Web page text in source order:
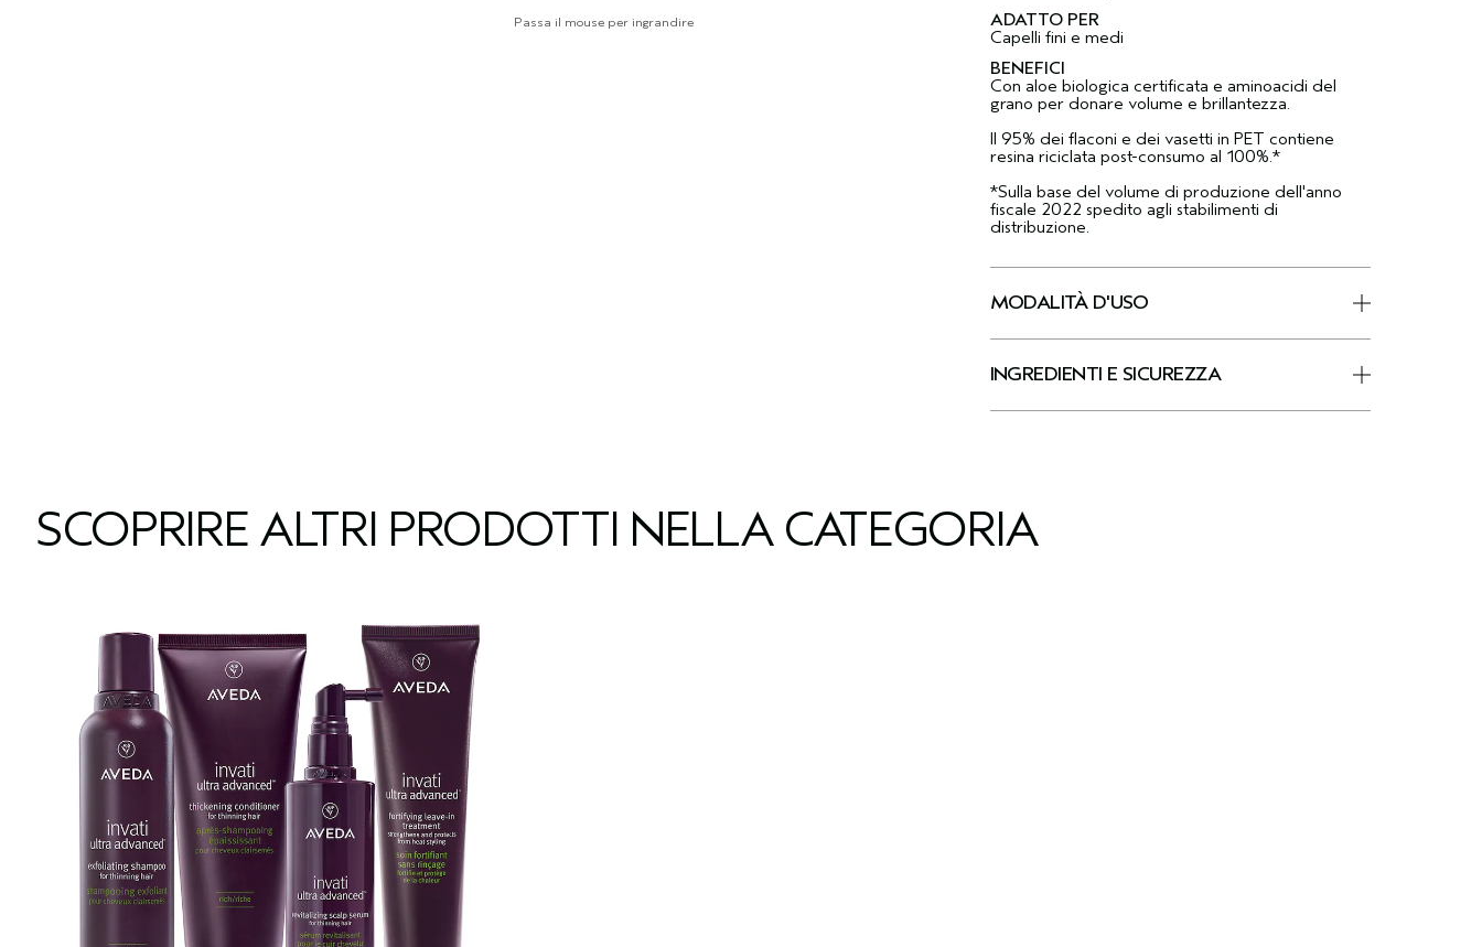
Passa il mouse per ingrandire
ADATTO PER
Capelli fini e medi
BENEFICI
Con aloe biologica certificata e aminoacidi del
grano per donare volume e brillantezza.
Il 95% dei flaconi e dei vasetti in PET contiene
resina riciclata post-consumo al 100%.*
*Sulla base del volume di produzione dell'anno
fiscale 2022 spedito agli stabilimenti di
distribuzione.
MODALITÀ D'USO
INGREDIENTI E SICUREZZA
SCOPRIRE ALTRI PRODOTTI NELLA CATEGORIA